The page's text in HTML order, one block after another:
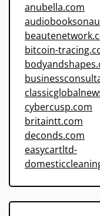
anubella.com
bitcoin-
cybercusp.com
britaintt.com
deconds.com
easycartltd-